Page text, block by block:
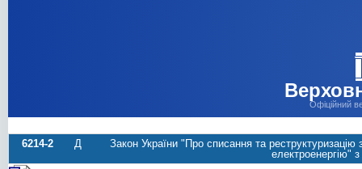
Офіційний
6214-2 Д
Закон України "Про списання та реструктуризацію
електроенергію"